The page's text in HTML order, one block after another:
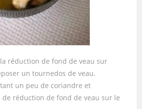
réduction de fond de veau sur
un tournedos de veau.
un peu de coriandre et
réduction de fond de veau sur le